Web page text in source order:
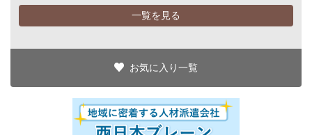
一覧を見る
お気に入り一覧